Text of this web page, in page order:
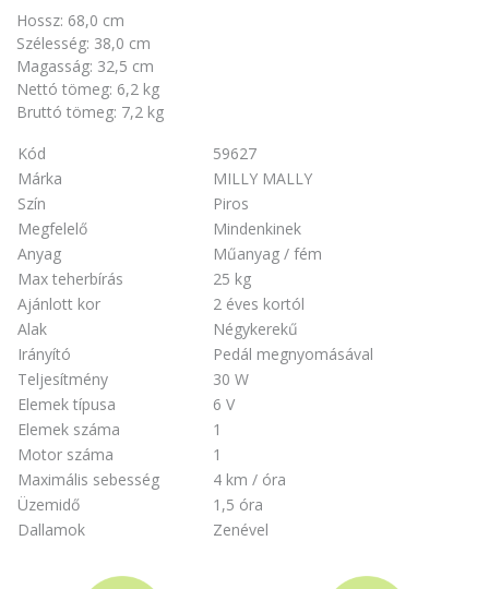
Hossz: 68,0 cm
Szélesség: 38,0 cm
Magasság: 32,5 cm
Nettó tömeg: 6,2 kg
Bruttó tömeg: 7,2 kg
Kód
59627
Márka
MILLY MALLY
Szín
Piros
Megfelelő
Mindenkinek
Anyag
Műanyag / fém
Max teherbírás
25 kg
Ajánlott kor
2 éves kortól
Alak
Négykerekű
Irányító
Pedál megnyomásával
Teljesítmény
30 W
Elemek típusa
6 V
Elemek száma
1
Motor száma
1
Maximális sebesség
4 km / óra
Üzemidő
1,5 óra
Dallamok
Zenével